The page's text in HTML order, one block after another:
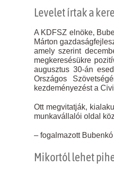
Levelet írtak a
A KDFSZ elnöke,
Márton
amely szerint
megkeresésükre
augusztus 30-án
Országos
kezdeményezést a
Ott megvitatják,
munkavállalói oldal
– fogalmazott
Mikortól lehet